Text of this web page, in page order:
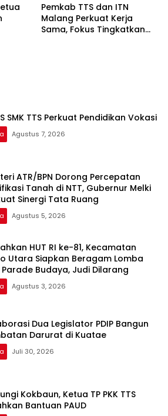
Pemkab TTS dan ITN
Malang Perkuat Kerja
Sama, Fokus Tingkatkan
SMK TTS Perkuat Pendidikan Vokasi
Agustus 7, 2026
ATR/BPN Dorong Percepatan
Tanah di NTT, Gubernur Melki
Sinergi Tata Ruang
Agustus 5, 2026
HUT RI ke-81, Kecamatan
Utara Siapkan Beragam Lomba
Budaya, Judi Dilarang
Agustus 3, 2026
Dua Legislator PDIP Bangun
Darurat di Kuatae
Juli 30, 2026
Kokbaun, Ketua TP PKK TTS
Bantuan PAUD